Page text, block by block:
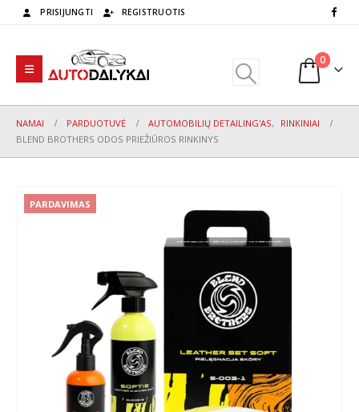
PRISIJUNGTI REGISTRUOTIS
0
NAMAI PARDUOTUVĖ AUTOMOBILIŲ DETAILING'AS,
RINKINIAI
BLEND BROTHERS ODOS PRIEŽIŪROS RINKINYS
PARDAVIMAS